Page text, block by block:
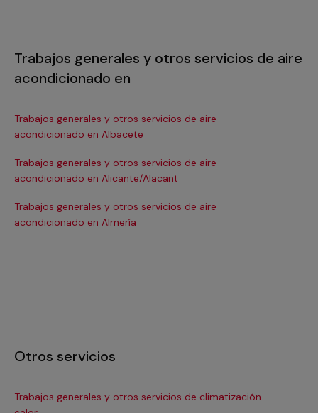
Trabajos generales y otros servicios de aire
acondicionado en
Trabajos generales y otros servicios de aire
acondicionado en Albacete
Trabajos generales y otros servicios de aire
acondicionado en Alicante/Alacant
Trabajos generales y otros servicios de aire
acondicionado en Almería
Otros servicios
Trabajos generales y otros servicios de climatización